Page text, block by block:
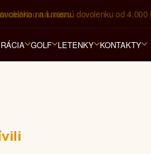
na luxusnú dovolenku od 4.000
GOLF LETENKY KONTAKTY